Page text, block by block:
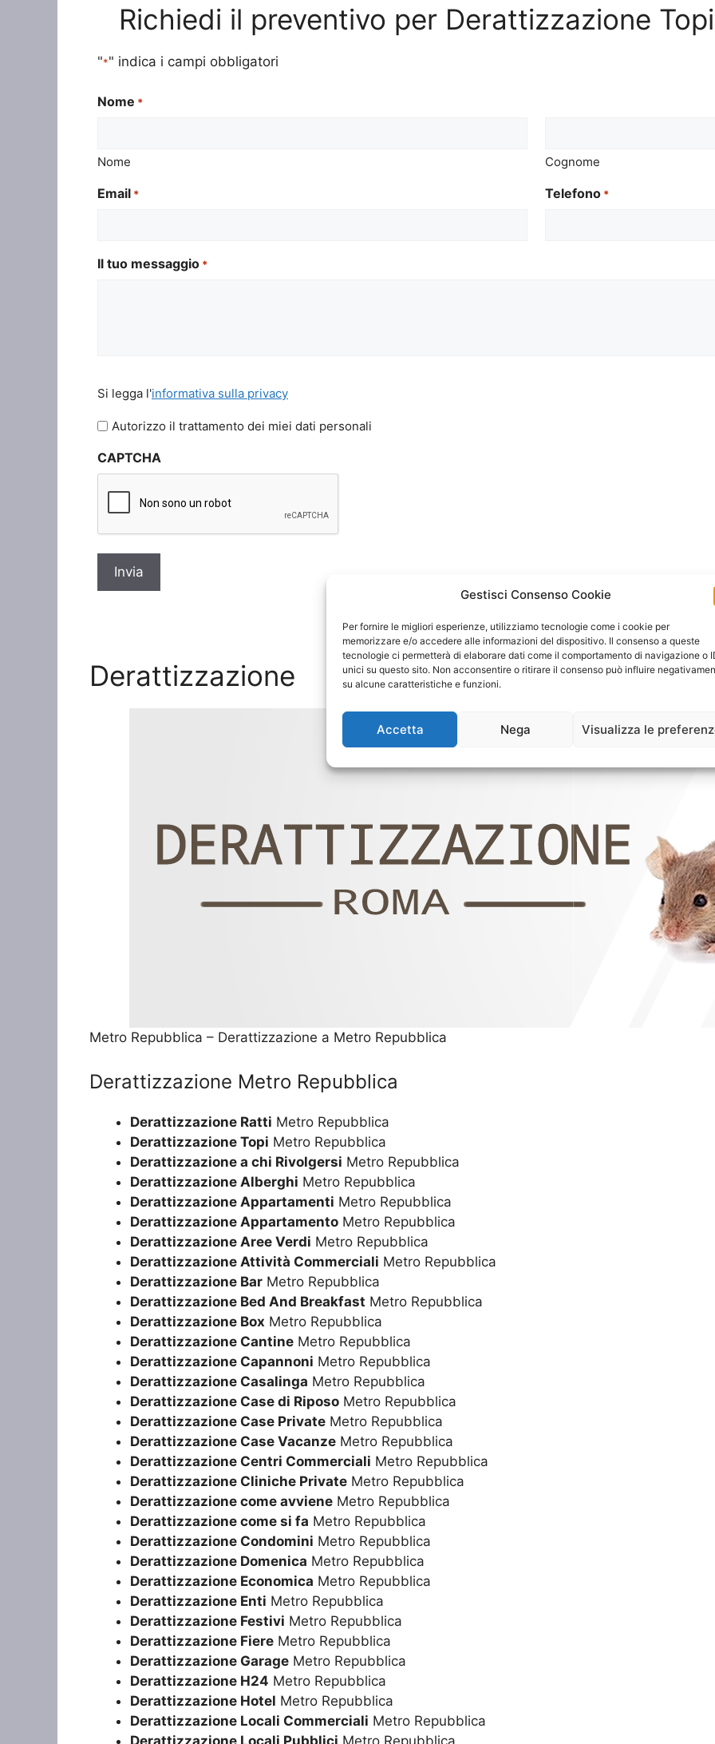
Gestisci Consenso Cookie
Per fornire le migliori esperienze, utilizziamo tecnologie come i cookie per
memorizzare e/o accedere alle informazioni del dispositivo. Il consenso a queste
tecnologie ci permetterà di elaborare dati come il comportamento di navigazione o
unici su questo sito. Non acconsentire o ritirare il consenso può influire
su alcune caratteristiche e funzioni.
Accetta Nega Visualizza le
Richiedi il preventivo per Derattizzazione
"*" indica i campi obbligatori
Nome *
Nome Cognome
Email * Telefono *
Il tuo messaggio *
legga
l'informativa
privacy
Si legga l'informativa sulla privacy
Autorizzo il trattamento dei miei dati personali
CAPTCHA
Derattizzazione
Metro Repubblica – Derattizzazione a Metro Repubblica
Derattizzazione Metro Repubblica
Derattizzazione Ratti Metro Repubblica
Derattizzazione Topi Metro Repubblica
Derattizzazione a chi Rivolgersi Metro Repubblica
Derattizzazione Alberghi Metro Repubblica
Derattizzazione Appartamenti Metro Repubblica
Derattizzazione Appartamento Metro Repubblica
Derattizzazione Aree Verdi Metro Repubblica
Derattizzazione Attività Commerciali Metro Repubblica
Derattizzazione Bar Metro Repubblica
Derattizzazione Bed And Breakfast Metro Repubblica
Derattizzazione Box Metro Repubblica
Derattizzazione Cantine Metro Repubblica
Derattizzazione Capannoni Metro Repubblica
Derattizzazione Casalinga Metro Repubblica
Derattizzazione Case di Riposo Metro Repubblica
Derattizzazione Case Private Metro Repubblica
Derattizzazione Case Vacanze Metro Repubblica
Derattizzazione Centri Commerciali Metro Repubblica
Derattizzazione Cliniche Private Metro Repubblica
Derattizzazione come avviene Metro Repubblica
Derattizzazione come si fa Metro Repubblica
Derattizzazione Condomini Metro Repubblica
Derattizzazione Domenica Metro Repubblica
Derattizzazione Economica Metro Repubblica
Derattizzazione Enti Metro Repubblica
Derattizzazione Festivi Metro Repubblica
Derattizzazione Fiere Metro Repubblica
Derattizzazione Garage Metro Repubblica
Derattizzazione H24 Metro Repubblica
Derattizzazione Hotel Metro Repubblica
Derattizzazione Locali Commerciali Metro Repubblica